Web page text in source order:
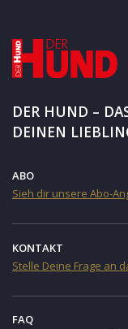
DER HUND –
DEINEN
ABO
Sieh dir unsere Abo-
KONTAKT
Stelle Deine Frage an
FAQ